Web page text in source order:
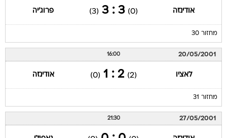
20/05/2001
לאציו (2)
2 : 1
(0) אודינזה
27/05/2001
אודינזה (0)
0 : 0
(0) נאפולי